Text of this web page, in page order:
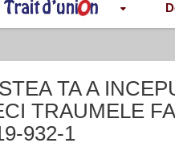
TA A
TRAUMELE
932-1